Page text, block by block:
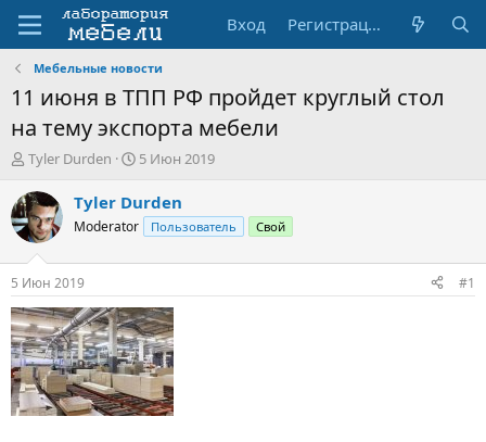
Вход Регистрация
Мебельные новости
11 июня в ТПП РФ пройдет круглый стол
на тему экспорта мебели
А
т
о
р
т
е
м
ы
Tyler Durden
Д
т
а
н
а
л
а
5 Июн 2019
Tyler Durden
Moderator Пользователь Свой
5 Июн 2019 #1